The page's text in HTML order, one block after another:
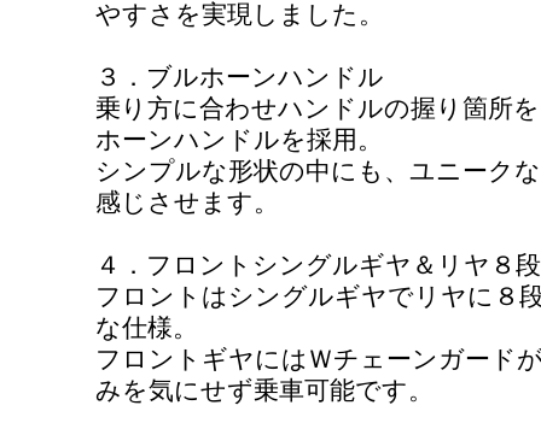
やすさを実現しました。
３．ブルホーンハンドル
乗り方に合わせハンドルの握り箇所
ホーンハンドルを採用。
シンプルな形状の中にも、ユニーク
感じさせます。
４．フロントシングルギヤ＆リヤ８
フロントはシングルギヤでリヤに８
な仕様。
フロントギヤにはＷチェーンガード
みを気にせず乗車可能です。